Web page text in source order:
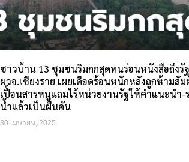
ชาวบ้าน 13 ชุมชนริมกกสุดทนร่อนหนังสือถึงรั
ผวจ.เชียงราย เผยเดือดร้อนหนักหลังถูกห้ามสั
เปื้อนสารหนูแถมไร้หน่วยงานรัฐให้คำแนะนำ-
น้ำแล้วเป็นผื่นคัน
30 เมษายน, 2025